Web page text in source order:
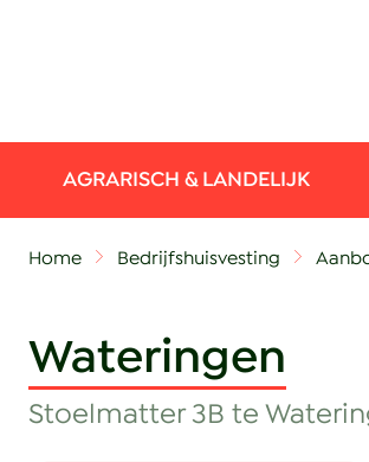
AGRARISCH & LANDELIJK
Home Bedrijfshuisvesting
Wateringen
Stoelmatter 3B te